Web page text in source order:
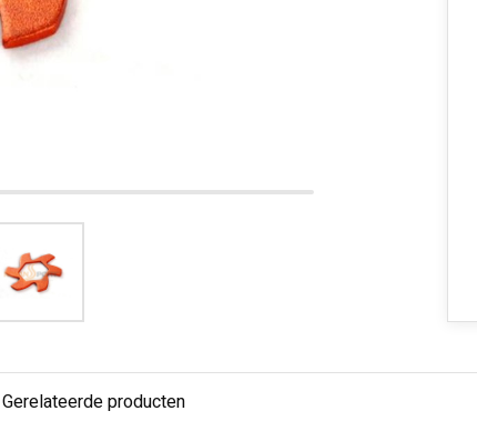
Gerelateerde producten